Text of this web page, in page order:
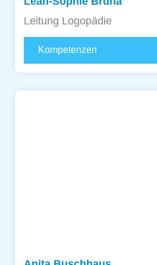
Leitung Logopädie
Kompetenzen